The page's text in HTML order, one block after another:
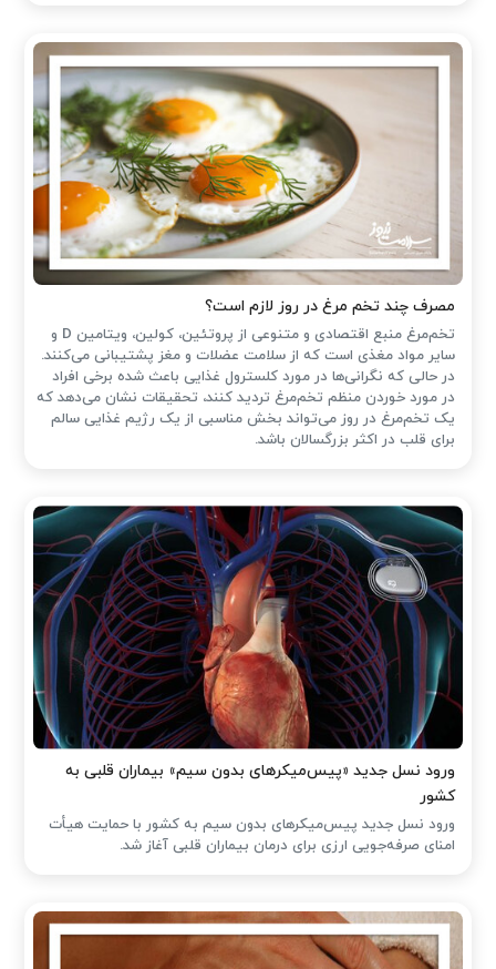
مصرف چند تخم مرغ در روز لازم است؟
تخم‌مرغ منبع اقتصادی و متنوعی از پروتئین، کولین، ویتامین D و
سایر مواد مغذی است که از سلامت عضلات و مغز پشتیبانی می‌کنند.
در حالی که نگرانی‌ها در مورد کلسترول غذایی باعث شده ‌برخی افراد
در مورد خوردن منظم تخم‌مرغ تردید کنند، تحقیقات نشان می‌دهد که
یک تخم‌مرغ در روز می‌تواند بخش مناسبی از یک رژیم غذایی سالم
برای قلب در اکثر بزرگسالان باشد.
ورود نسل جدید «پیس‌میکرهای بدون سیم» بیماران قلبی به
کشور
ورود نسل جدید پیس‌میکرهای بدون سیم به کشور با حمایت هیأت
امنای صرفه‌جویی ارزی برای درمان بیماران قلبی آغاز شد.